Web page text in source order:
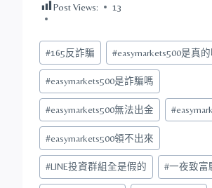
Post Views: 13
Post
Tags:
#165反詐騙 #easymarkets500是真
#easymarkets500是詐騙嗎
#easymarkets500無法出金 #
#easymarkets500領不出來
#LINE投資群組全是假的 #一夜致富